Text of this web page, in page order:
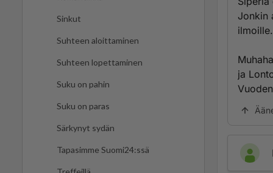
Sinkut
Suhteen aloittaminen
Suhteen lopettaminen
Suku on pahin
Suku on paras
Särkynyt sydän
Tapasimme Suomi24:ssä
Jonkin
ilmoille.
ja